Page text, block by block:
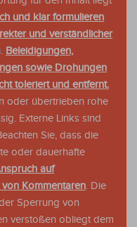
und klar formulieren
und verständlicher
Beleidigungen,
sowie Drohungen
toleriert und entfernt.
oder übertrieben rohe
Externe Links sind
Sie, dass die
oder dauerhafte
auf
Kommentaren. Die
Sperrung von
verstoßen obliegt dem